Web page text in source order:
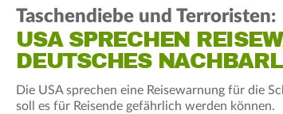
Taschendiebe und Terroristen:
USA SPRECHEN
DEUTSCHES
Die USA sprechen eine Reisewarnung für die
soll es für Reisende gefährlich werden können.